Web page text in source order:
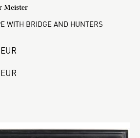
Meister
WITH BRIDGE AND HUNTERS